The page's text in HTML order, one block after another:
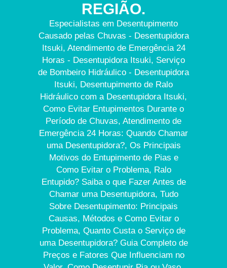
REGIÃO.
Especialistas em Desentupimento
Causado pelas Chuvas - Desentupidora
Itsuki, Atendimento de Emergência 24
Horas - Desentupidora Itsuki, Serviço
de Bombeiro Hidráulico - Desentupidora
Itsuki, Desentupimento de Ralo
Hidráulico com a Desentupidora Itsuki,
Como Evitar Entupimentos Durante o
Período de Chuvas, Atendimento de
Emergência 24 Horas: Quando Chamar
uma Desentupidora?, Os Principais
Motivos do Entupimento de Pias e
Como Evitar o Problema, Ralo
Entupido? Saiba o que Fazer Antes de
Chamar uma Desentupidora, Tudo
Sobre Desentupimento: Principais
Causas, Métodos e Como Evitar o
Problema, Quanto Custa o Serviço de
uma Desentupidora? Guia Completo de
Preços e Fatores Que Influenciam no